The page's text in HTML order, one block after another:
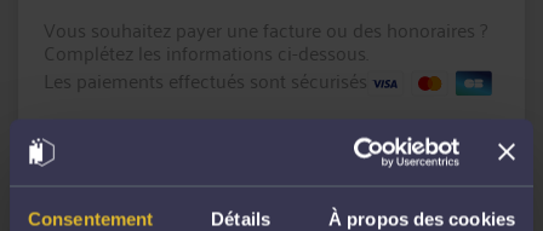
Consentement Détails À propos des cookies
Vous souhaitez payer une facture ou des honoraires ?
Complétez les informations ci-dessous.
Les paiements effectués sont sécurisés
Référence du paiement :